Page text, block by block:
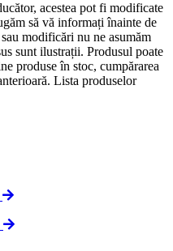
acestea pot fi modificate
să vă informați înainte de
modificări nu ne asumăm
sunt ilustrații. Produsul poate
produse în stoc, cumpărarea
Lista produselor